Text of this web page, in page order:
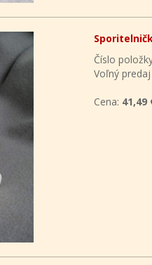
Číslo
Voľný predaj
Cena: 41,49